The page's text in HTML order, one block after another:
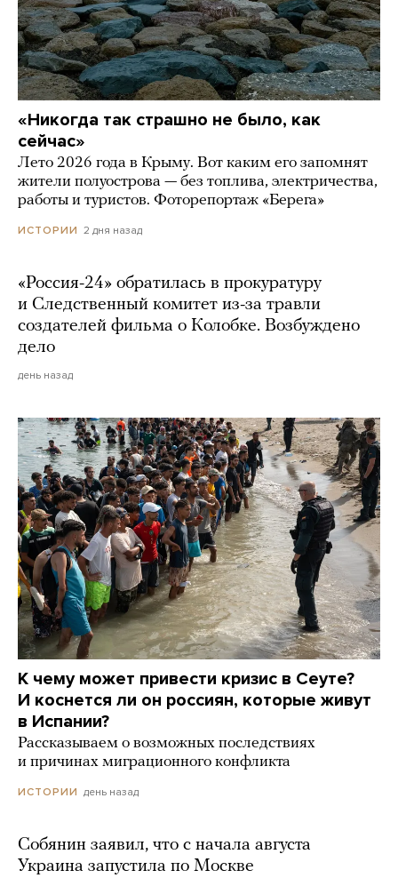
«Никогда так страшно не было, как
сейчас»
Лето 2026 года в Крыму. Вот каким его запомнят
жители полуострова — без топлива, электричества,
работы и туристов. Фоторепортаж «Берега»
ИСТОРИИ 2 дня назад
«Россия-24» обратилась в прокуратуру
и Следственный комитет из-за травли
создателей фильма о Колобке. Возбуждено
дело
день назад
К чему может привести кризис в Сеуте?
И коснется ли он россиян, которые живут
в Испании?
Рассказываем о возможных последствиях
и причинах миграционного конфликта
ИСТОРИИ день назад
Собянин заявил, что с начала августа
Украина запустила по Москве